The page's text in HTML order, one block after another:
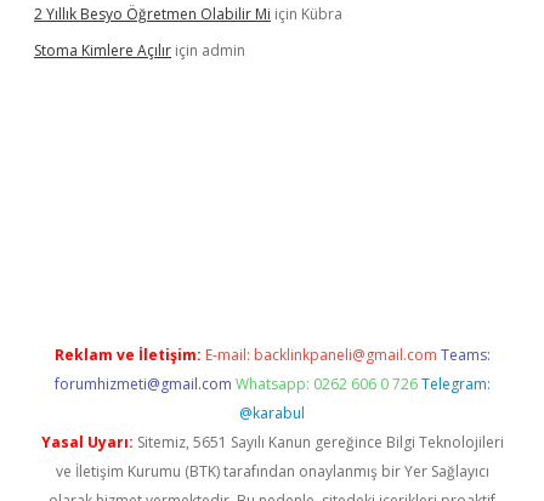
2 Yıllık Besyo Öğretmen Olabilir Mi için Kübra
Stoma Kimlere Açılır için admin
Reklam ve İletişim: E-mail: backlinkpaneli@gmail.com Teams:
forumhizmeti@gmail.com Whatsapp: 0262 606 0 726 Telegram:
@karabul
Yasal Uyarı: Sitemiz, 5651 Sayılı Kanun gereğince Bilgi Teknolojileri
ve İletişim Kurumu (BTK) tarafından onaylanmış bir Yer Sağlayıcı